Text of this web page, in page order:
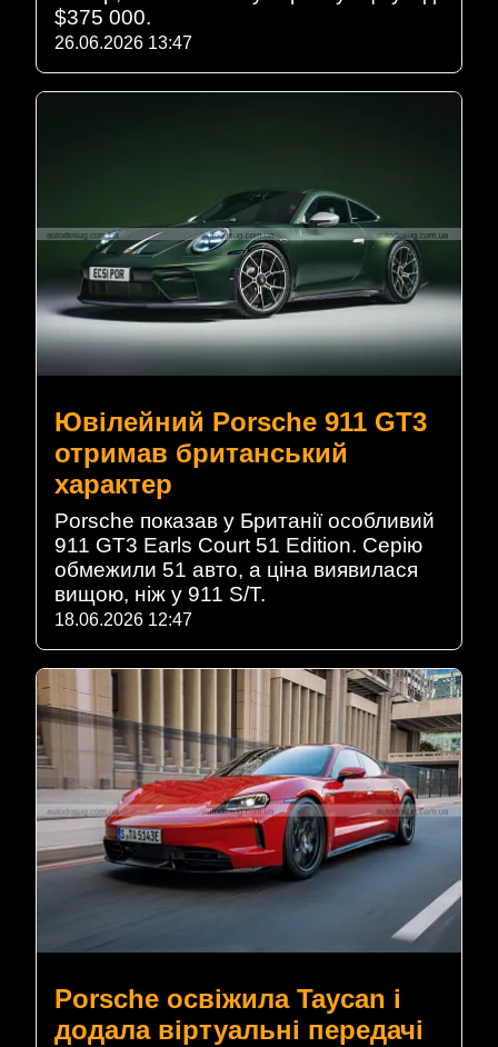
$375 000.
26.06.2026 13:47
Ювілейний Porsche 911 GT3
отримав британський
характер
Porsche показав у Британії особливий
911 GT3 Earls Court 51 Edition. Серію
обмежили 51 авто, а ціна виявилася
вищою, ніж у 911 S/T.
18.06.2026 12:47
Porsche освіжила Taycan і
додала віртуальні передачі